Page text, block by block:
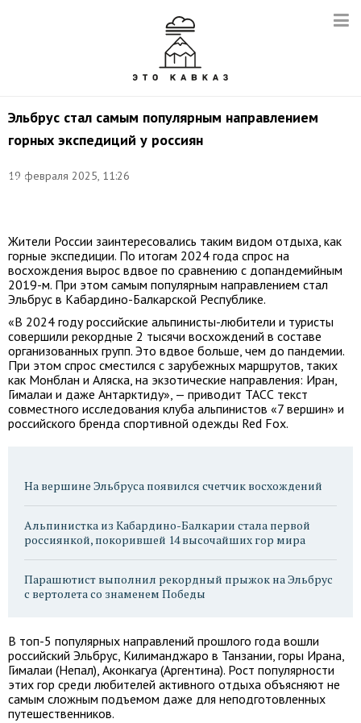
Эльбрус стал самым популярным направлением
горных экспедиций у россиян
19 февраля 2025, 11:26
Иван
Жители России заинтересовались таким видом отдыха, как
горные экспедиции. По итогам 2024 года спрос на
восхождения вырос вдвое по сравнению с допандемийным
2019-м. При этом самым популярным направлением стал
Эльбрус в Кабардино-Балкарской Республике.
«В 2024 году российские альпинисты-любители и туристы
совершили рекордные 2 тысячи восхождений в составе
организованных групп. Это вдвое больше, чем до пандемии.
При этом спрос сместился с зарубежных маршрутов, таких
как Монблан и Аляска, на экзотические направления: Иран,
Гималаи и даже Антарктиду», — приводит ТАСС текст
совместного исследования клуба альпинистов «7 вершин» и
российского бренда спортивной одежды Red Fox.
На вершине Эльбруса появился счетчик восхождений
Альпинистка из Кабардино-Балкарии стала первой
россиянкой, покорившей 14 высочайших гор мира
Парашютист выполнил рекордный прыжок на Эльбрус
с вертолета со знаменем Победы
В топ-5 популярных направлений прошлого года вошли
российский Эльбрус, Килиманджаро в Танзании, горы Ирана,
Гималаи (Непал), Аконкагуа (Аргентина). Рост популярности
этих гор среди любителей активного отдыха объясняют не
самым сложным подъемом даже для неподготовленных
путешественников.